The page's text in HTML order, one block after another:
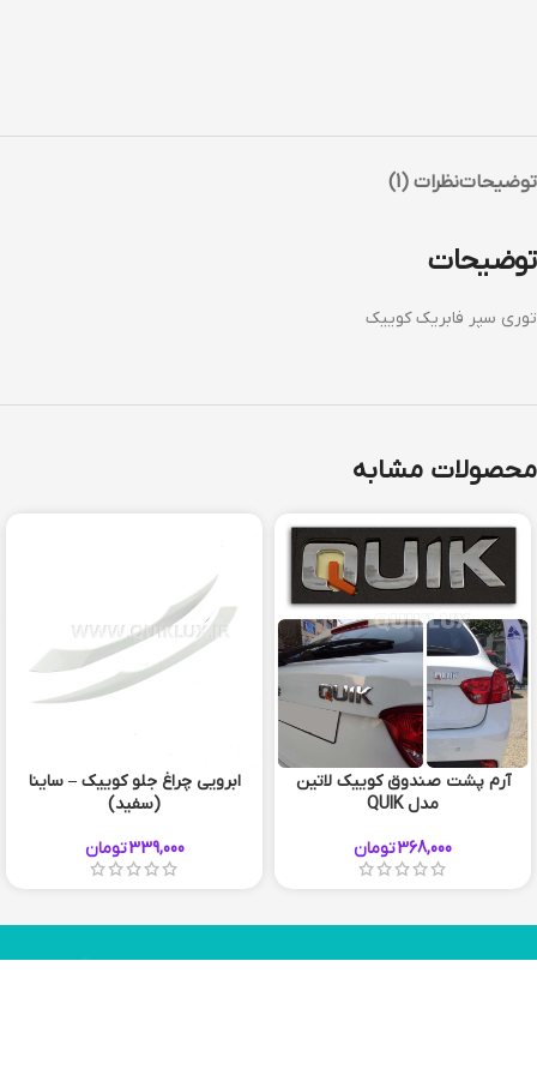
توضیحاتنظرات (1)
توضیحات
توری سپر فابریک کوییک
محصولات مشابه
آرم پشت صندوق کوییک لاتین
مدل QUIK
368,000تومان
ابرویی چراغ جلو کوییک – ساینا
(سفید)
339,000تومان